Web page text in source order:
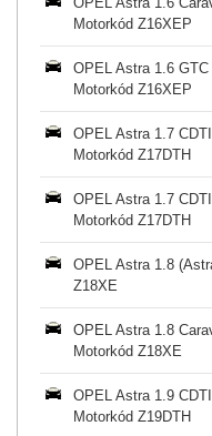
Motorkód Z16XEP
OPEL Astra 1.6
Motorkód Z16XEP
OPEL Astra 1.7
Motorkód Z17DTH
OPEL Astra 1.7
Motorkód Z17DTH
OPEL Astra 1.8
Z18XE
OPEL Astra 1.8
Motorkód Z18XE
OPEL Astra 1.9
Motorkód Z19DTH